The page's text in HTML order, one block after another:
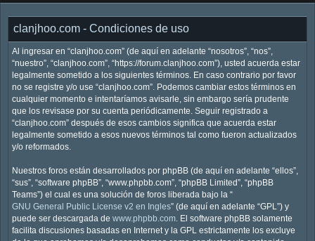
clanjhoo.com - Condiciones de uso
Al ingresar en “clanjhoo.com” (de aquí en adelante “nosotros”, “nos”,
“nuestro”, “clanjhoo.com”, “https://forum.clanjhoo.com”), usted acuerda estar
legalmente sometido a los siguientes términos. En caso contrario por favor
no se registre y/o use “clanjhoo.com”. Podemos cambiar estos términos en
cualquier momento e intentaríamos avisarle, sin embargo sería prudente
que los revisase por su cuenta periódicamente. Seguir registrado a
“clanjhoo.com” después de esos cambios significa que acuerda estar
legalmente sometido a esos nuevos términos tal como fueron actualizados
y/o reformados.
Nuestros foros están desarrollados por phpBB (de aquí en adelante “ellos”,
“sus”, “software phpBB”, “www.phpbb.com”, “phpBB Limited”, “phpBB
Teams”) el cual es una solución de foros liberada bajo la “
GNU General Public License v2 en Ingles” (de aquí en adelante “GPL”) y
puede ser descargada de www.phpbb.com. El software phpBB solamente
facilita discusiones basadas en Internet y la GPL estrictamente los excluye